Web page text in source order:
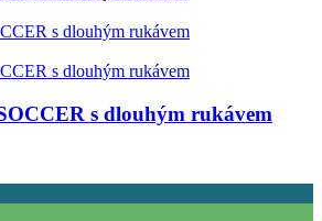
s dlouhým rukávem